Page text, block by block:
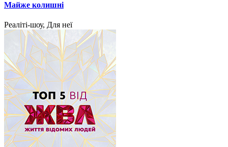
Майже колишні
Реаліті-шоу, Для неї